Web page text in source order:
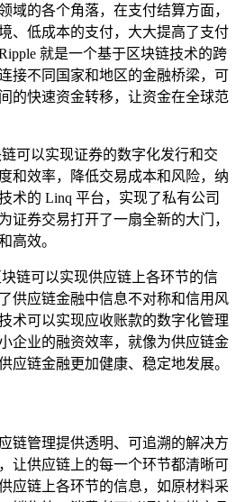
域的各个角落，在支付结算方面，
、低成本的支付，大大提高了支付
就是一个基于区块链技术的跨
接不同国家和地区的金融桥梁，可
的快速资金转移，让资金在全球范
可以实现证券的数字化发行和交
和效率，降低交易成本和风险，纳
术的 Linq 平台，实现了私有公司
证券交易打开了一扇全新的大门，
高效。
链可以实现供应链上各环节的信
供应链金融中信息不对称和信用风
术可以实现应收账款的数字化管理
企业的融资效率，就像为供应链金
应链金融更加健康、稳定地发展。
链管理提供透明、可追溯的解决方
让供应链上的每一个环节都清晰可
应链上各环节的信息，如原材料采